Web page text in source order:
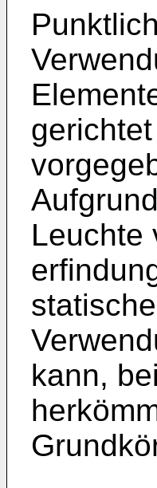
Leuchte
kann,